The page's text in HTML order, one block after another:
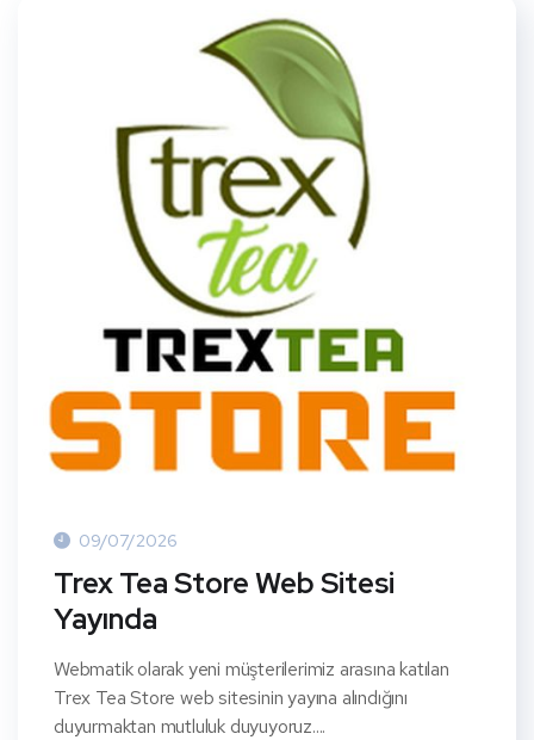
09/07/2026
Trex Tea Store Web Sitesi
Yayında
Webmatik olarak yeni müşterilerimiz arasına katılan
Trex Tea Store web sitesinin yayına alındığını
duyurmaktan mutluluk duyuyoruz....